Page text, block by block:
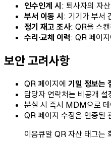
인수인계 시 : 퇴사자의 자
부서 이동 시 : 기기가 부서
정기 재고 조사: QR을 스
수리·교체 이력: QR 페이
보안 고려사항
QR 페이지에 기밀 정보는
담당자 연락처는 비공개
분실 시 즉시 MDM으로
QR 페이지 수정은 인증된
이음큐알 QR 자산 태그는